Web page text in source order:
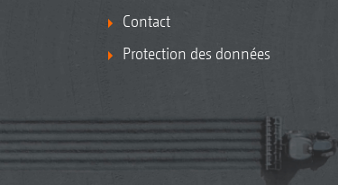
Contact
Protection des données